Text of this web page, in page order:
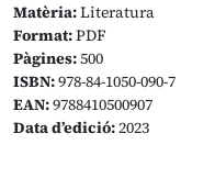
Matèria:Literatura
Format:PDF
Pàgines:500
ISBN:978-84-1050-090-7
EAN:9788410500907
Data d’edició:2023